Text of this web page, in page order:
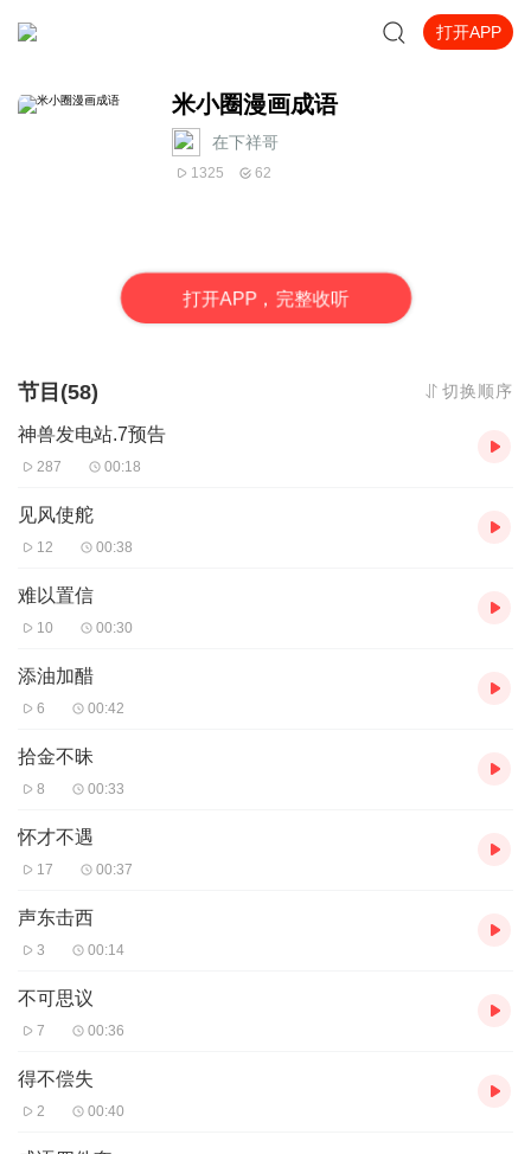
打开APP
米小圈漫画成语
在下祥哥
1325 62
打开APP，完整收听
节目(58) 切换顺序
神兽发电站.7预告
287 00:18
见风使舵
12 00:38
难以置信
10 00:30
添油加醋
6 00:42
拾金不昧
8 00:33
怀才不遇
17 00:37
声东击西
3 00:14
不可思议
7 00:36
得不偿失
2 00:40